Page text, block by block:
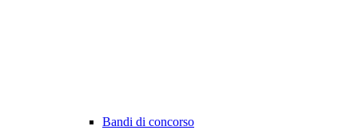
Bandi di concorso